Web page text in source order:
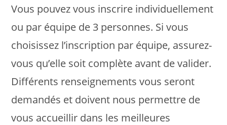
Vous pouvez vous inscrire individuellement
ou par équipe de 3 personnes. Si vous
choisissez l’inscription par équipe, assurez-
vous qu’elle soit complète avant de valider.
Différents renseignements vous seront
demandés et doivent nous permettre de
vous accueillir dans les meilleures